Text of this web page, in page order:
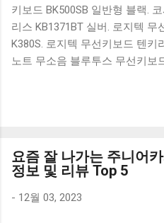
키보드 BK500SB 일반형 블랙.
리스 KB1371BT 실버. 로지텍
K380S. 로지텍 무선키보드 텐키
노트 무소음 블루투스 무선키보
혜택을 놓치지 마세요. 다양한
치지 않도록 먼저 확인해보세요.
를 사더라도 종류도 많고, 가격
요즘 잘 나가는 주니어
정보 및 리뷰 Top 5
- 12월 03, 2023